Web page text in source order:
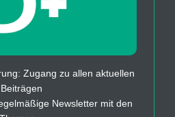
Zugang zu allen aktuellen
Newsletter mit den